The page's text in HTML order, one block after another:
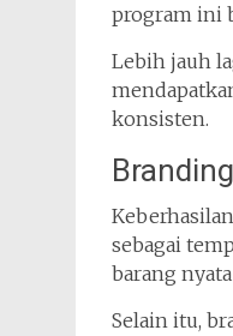
program ini
Lebih jauh
konsisten.
sebagai
barang
Selain itu,